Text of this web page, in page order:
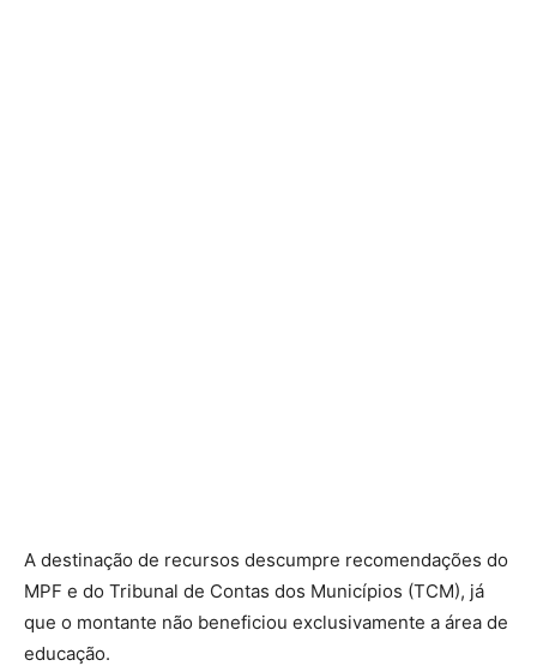
A destinação de recursos descumpre recomendações do
MPF e do Tribunal de Contas dos Municípios (TCM), já
que o montante não beneficiou exclusivamente a área de
educação.